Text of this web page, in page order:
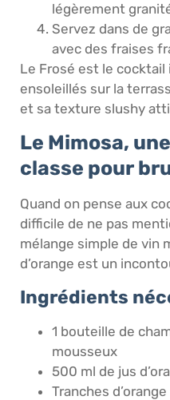
légèrement
Servez dans de
avec des fraises
Le Frosé est le
ensoleillés sur la
et sa texture slushy
Le Mimosa,
classe pour
Quand on pense aux
difficile de ne pas
mélange simple de vin
d’orange est un
Ingrédients
1 bouteille de
mousseux
500 ml de jus
Tranches